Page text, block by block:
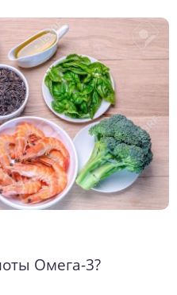
Омега-3?